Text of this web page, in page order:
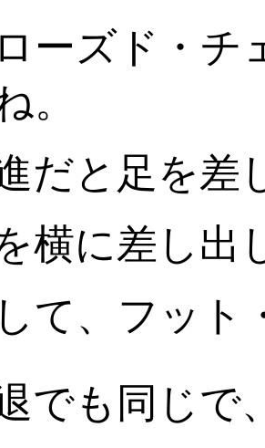
ーズド・チ
。
だと足を差
横に差し出
て、フット
でも同じで